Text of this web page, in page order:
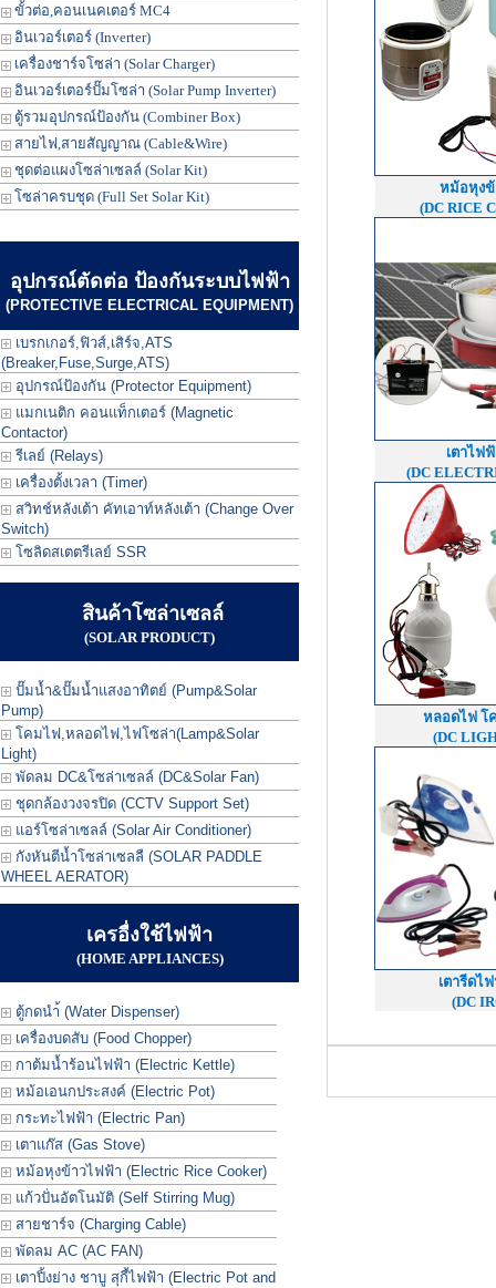
ขั้วต่อ,คอนเนคเตอร์ MC4
อินเวอร์เตอร์ (Inverter)
เครื่องชาร์จโซล่า (Solar Charger)
อินเวอร์เตอร์ปั๊มโซล่า (Solar Pump Inverter)
ตู้รวมอุปกรณ์ป้องกัน (Combiner Box)
สายไฟ,สายสัญญาณ (Cable&Wire)
ชุดต่อแผงโซล่าเซลล์ (Solar Kit)
โซล่าครบชุด (Full Set Solar Kit)
อุปกรณ์ตัดต่อ ป้องกันระบบไฟฟ้า
(PROTECTIVE ELECTRICAL EQUIPMENT)
เบรกเกอร์,ฟิวส์,เสิร์จ,ATS
(Breaker,Fuse,Surge,ATS)
อุปกรณ์ป้องกัน (Protector Equipment)
แมกเนติก คอนแท็กเตอร์ (Magnetic
Contactor)
รีเลย์ (Relays)
เครื่องตั้งเวลา (Timer)
สวิทช์หลังเต้า คัทเอาท์หลังเต้า (Change Over
Switch)
โซลิดสเตตรีเลย์ SSR
สินค้าโซล่าเซลล์
(SOLAR PRODUCT)
ปั๊มน้ำ&ปั๊มน้ำแสงอาทิตย์ (Pump&Solar
Pump)
โคมไฟ,หลอดไฟ,ไฟโซล่า(Lamp&Solar
Light)
พัดลม DC&โซล่าเซลล์ (DC&Solar Fan)
ชุดกล้องวงจรปิด (CCTV Support Set)
แอร์โซล่าเซลล์ (Solar Air Conditioner)
กังหันตีน้ำโซล่าเซลลื (SOLAR PADDLE
WHEEL AERATOR)
เครอื่งใช้ไฟฟ้า
(HOME APPLIANCES)
ตู้กดนำ้ (Water Dispenser)
เครื่องบดสับ (Food Chopper)
กาต้มน้ำร้อนไฟฟ้า (Electric Kettle)
หม้อเอนกประสงค์ (Electric Pot)
กระทะไฟฟ้า (Electric Pan)
เตาแก๊ส (Gas Stove)
หม้อหุงข้าวไฟฟ้า (Electric Rice Cooker)
แก้วปั่นอัตโนมัติ (Self Stirring Mug)
สายชาร์จ (Charging Cable)
พัดลม AC (AC FAN)
เตาปิ้งย่าง ชาบู สุกี้ไฟฟ้า (Electric Pot and
หม้อหุงข้
(DC RICE
เตาไฟ
(DC
หลอดไฟ โ
(DC
เตารีดไ
(DC